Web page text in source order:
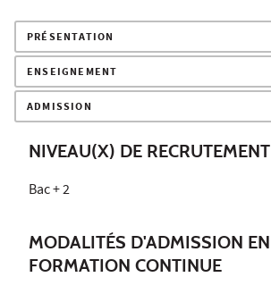
PRÉSENTATION
ENSEIGNEMENT
ADMISSION
NIVEAU(X) DE RECRUTEMENT
Bac + 2
MODALITÉS D'ADMISSION EN
FORMATION CONTINUE